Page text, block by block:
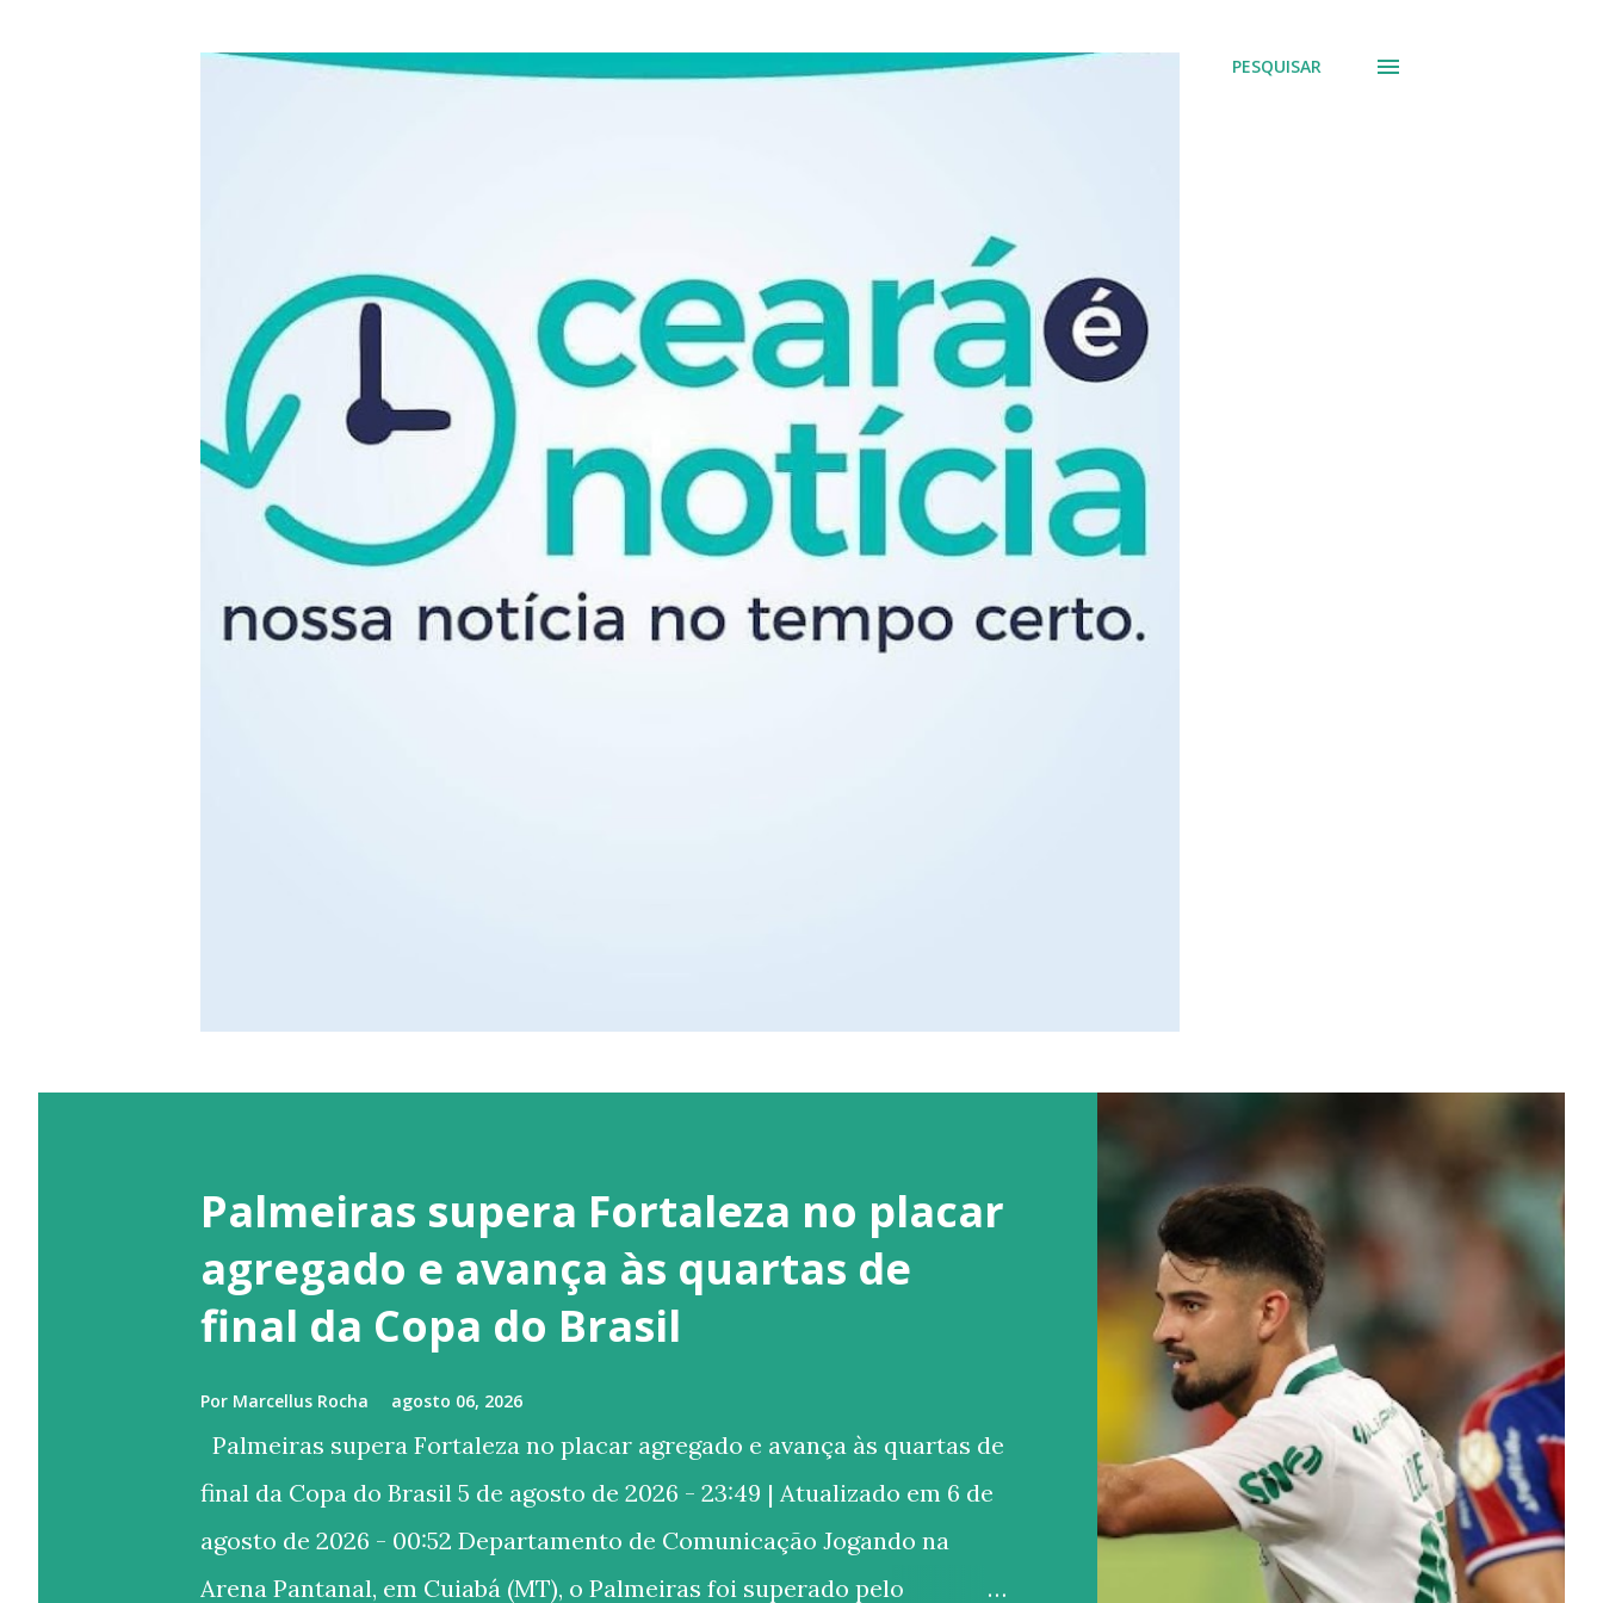
PESQUISAR
Palmeiras supera Fortaleza no placar
agregado e avança às quartas de
final da Copa do Brasil
Por Marcellus Rocha agosto 06, 2026
Palmeiras supera Fortaleza no placar agregado e avança às quartas de
final da Copa do Brasil 5 de agosto de 2026 - 23:49 | Atualizado em 6 de
agosto de 2026 - 00:52 Departamento de Comunicação Jogando na
Arena Pantanal, em Cuiabá (MT), o Palmeiras foi superado pelo